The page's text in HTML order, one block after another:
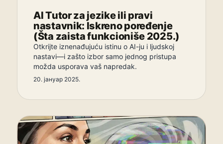
AI Tutor za jezike ili pravi
nastavnik: Iskreno poređenje
(Šta zaista funkcioniše 2025.)
Otkrijte iznenađujuću istinu o AI-ju i ljudskoj
nastavi—i zašto izbor samo jednog pristupa
možda usporava vaš napredak.
20. јануар 2025.